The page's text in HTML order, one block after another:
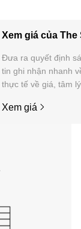
Xem giá của The
Đưa ra quyết định
tin ghi nhận nhanh
thực tế về giá, tâm
Xem giá